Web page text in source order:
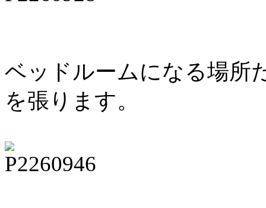
ベッドルームになる場所
を張ります。